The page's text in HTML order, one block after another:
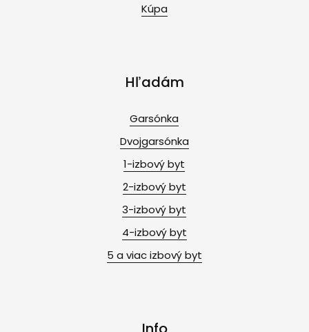
Kúpa
Hľadám
Garsónka
Dvojgarsónka
1-izbový byt
2-izbový byt
3-izbový byt
4-izbový byt
5 a viac izbový byt